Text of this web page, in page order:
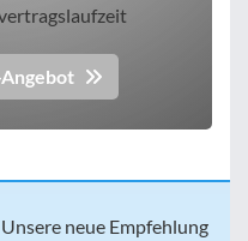
neue Empfehlung